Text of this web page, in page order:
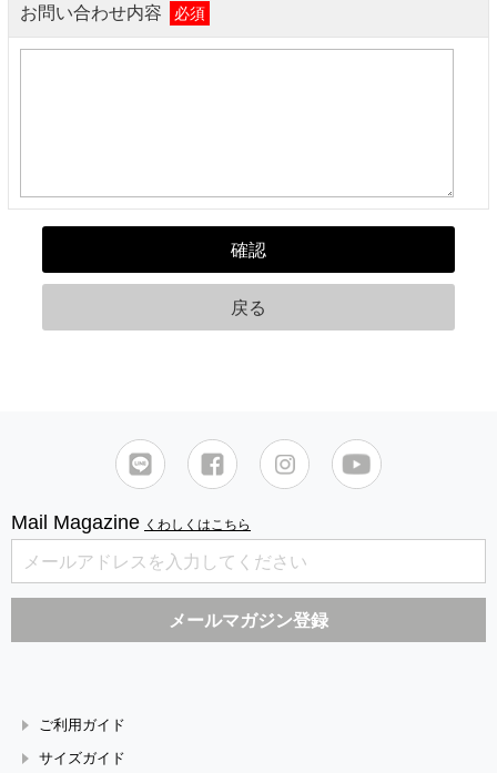
お問い合わせ内容 必須
Mail Magazine くわしくはこちら
ご利用ガイド
サイズガイド